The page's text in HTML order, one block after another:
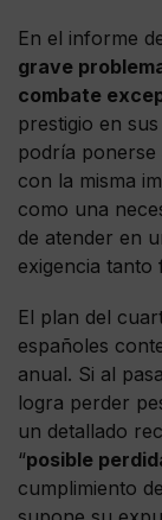
En el informe
grave
combate
prestigio en
podría
con la misma
como una
de atender en
exigencia tanto
El plan del
españoles
anual. Si al
logra perder
un detallado
“posible
cumplimiento